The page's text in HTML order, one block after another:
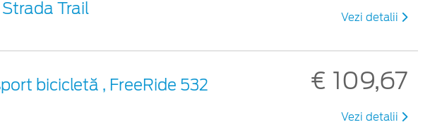
Trail
Vezi detalii
bicicletă , FreeRide 532 € 109,67
Vezi detalii